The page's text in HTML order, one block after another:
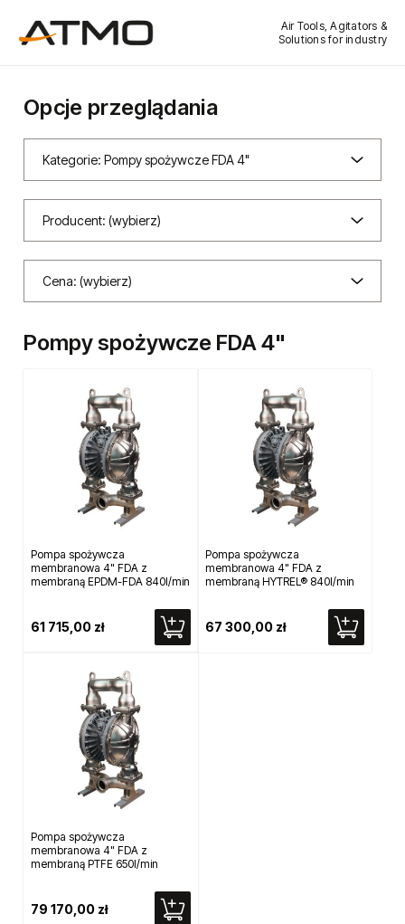
Air Tools, Agitators &
Solutions for industry
Opcje przeglądania
Kategorie: Pompy spożywcze FDA 4"
Producent: (wybierz)
Cena: (wybierz)
Pompy spożywcze FDA 4"
Pompa spożywcza
membranowa 4" FDA z
membraną EPDM-FDA 840l/min
61 715,00 zł
Pompa spożywcza
membranowa 4" FDA z
membraną HYTREL® 840l/min
67 300,00 zł
Pompa spożywcza
membranowa 4" FDA z
membraną PTFE 650l/min
79 170,00 zł